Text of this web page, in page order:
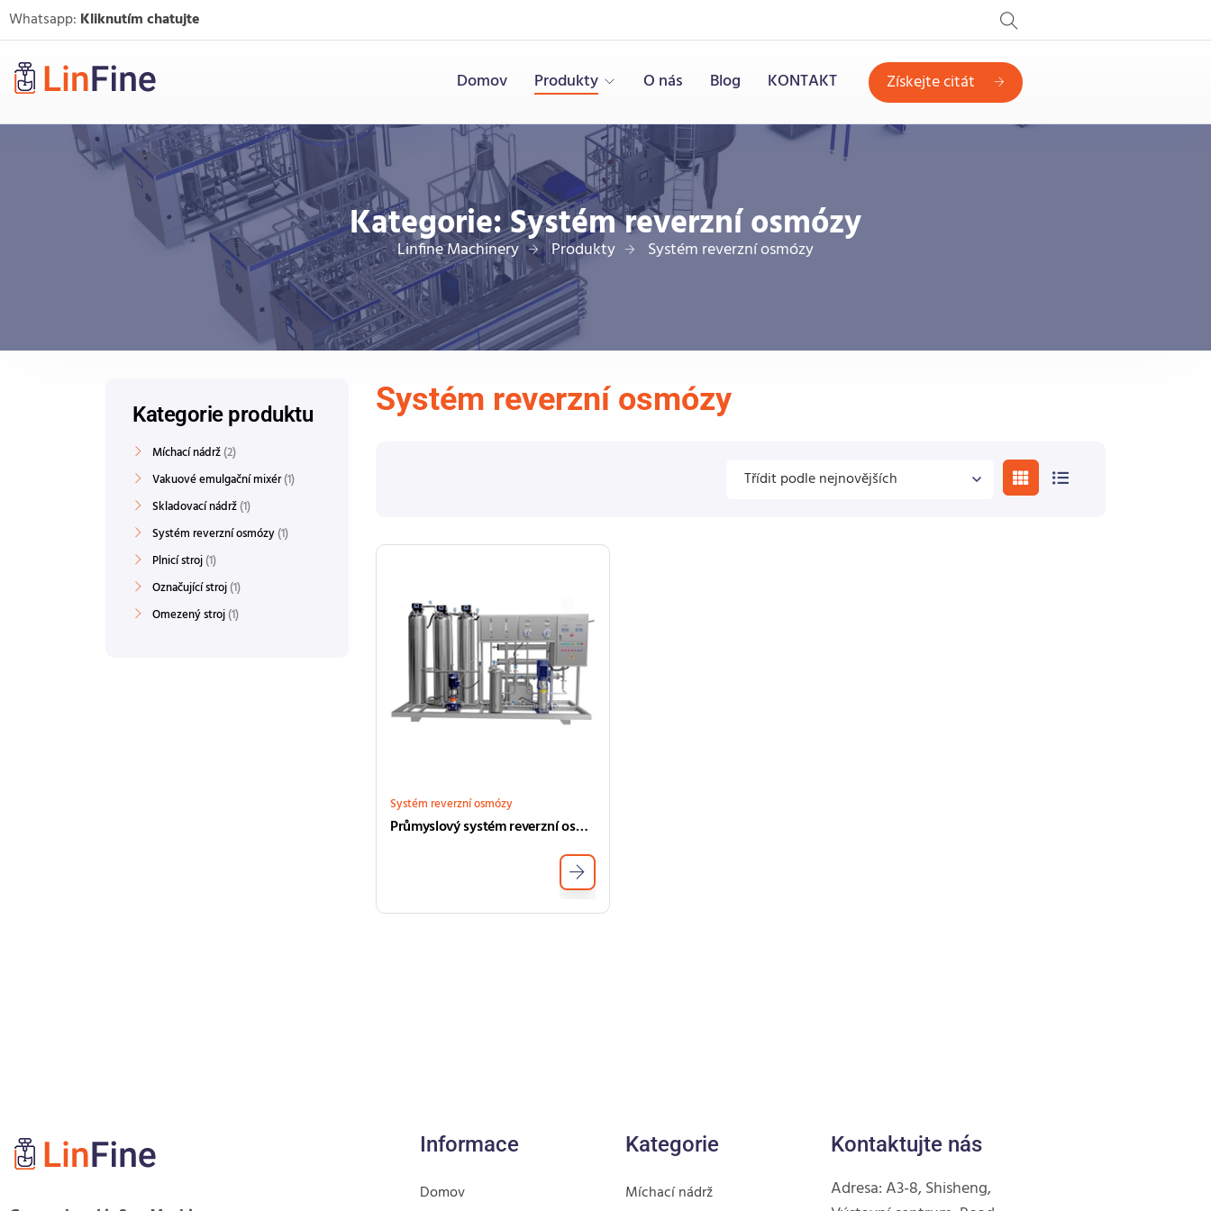
Whatsapp: Kliknutím chatujte
Domov Produkty O nás Blog KONTAKT Získejte citát
Kategorie:Systém reverzní osmózy
Linfine Machinery Produkty Systém reverzní osmózy
Systém reverzní osmózy
Systém reverzní osmózy
Průmyslový systém reverzní osmózy průmyslový vodní systém
Kategorie produktu
Míchací nádrž 2
Vakuové emulgační mixér 1
Skladovací nádrž 1
Systém reverzní osmózy 1
Plnicí stroj 1
Označující stroj 1
Omezený stroj 1
Informace
Domov
Kategorie
Míchací nádrž
Kontaktujte nás
Adresa: A3-8, Shisheng,